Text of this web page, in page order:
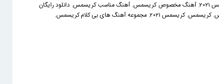
,آهنگ مخصوص کریسمس,آهنگ مناسب کریسمس,دانلود رایگان
,کریسمس,کریسمس ۲۰۲۱ ,مجموعه آهنگ های بی کلام کریسمس,